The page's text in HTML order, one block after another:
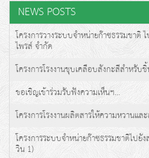
NEWS POSTS
โครงการวางระบบจำหน่ายก๊าซธรรมชาติ
ไพรส์ จำกัด
โครงการโรงงานชุบเคลือบสังกะสีสำหรับ
ขอเชิญเข้าร่วมรับฟังความเห็นฯ...
โครงการโรงงานผลิตสารให้ความหวานแ
โครงการระบบจำหน่ายก๊าซธรรมชาติไป
วิน 1)